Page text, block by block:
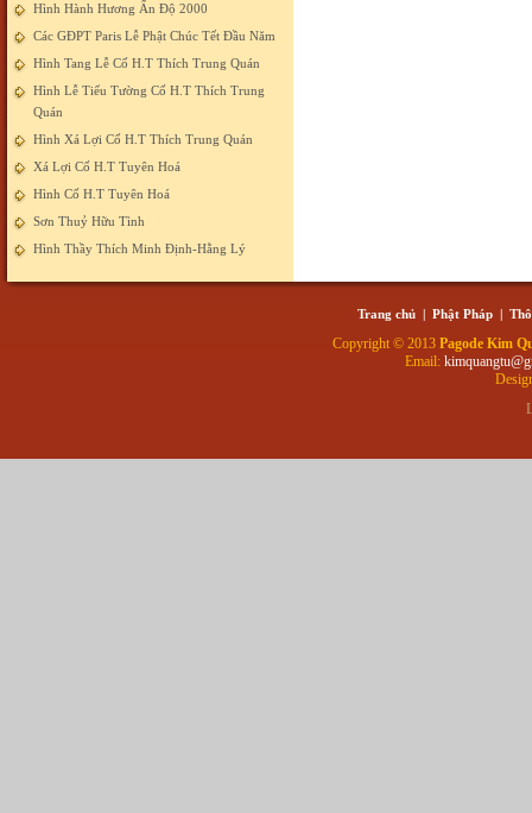
Hình Hành Hương Ấn Độ 2000
Các GĐPT Paris Lễ Phật Chúc Tết Đầu Năm
Hình Tang Lễ Cố H.T Thích Trung Quán
Hình Lễ Tiểu Tường Cố H.T Thích Trung
Quán
Hình Xá Lợi Cố H.T Thích Trung Quán
Xá Lợi Cố H.T Tuyên Hoá
Hình Cố H.T Tuyên Hoá
Sơn Thuỷ Hữu Tình
Hình Thầy Thích Minh Định-Hằng Lý
Trang chủ | Phật Pháp |
Copyright © 2013 Pagode Kim
Email: